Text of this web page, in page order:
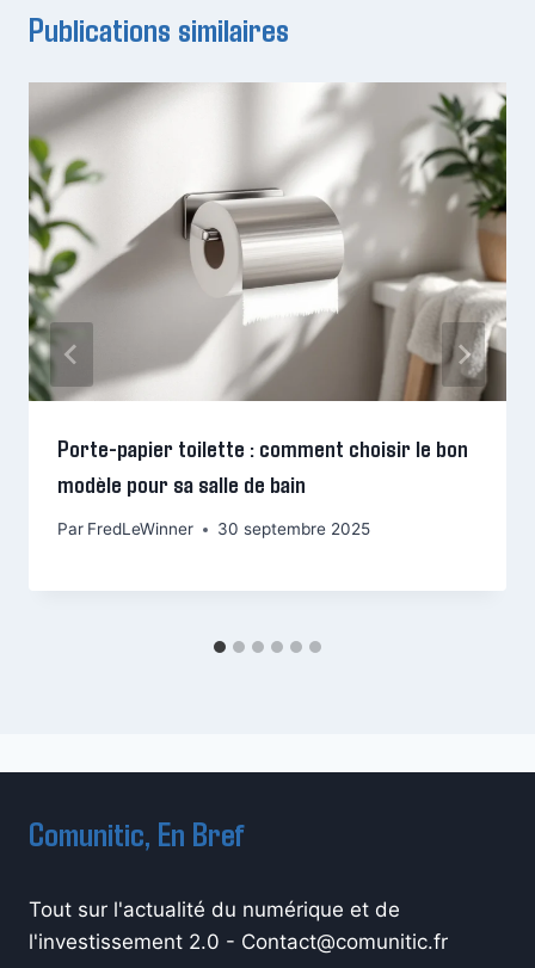
Publications similaires
Porte-papier toilette : comment choisir le bon
modèle pour sa salle de bain
Par FredLeWinner 30 septembre 2025
Comunitic, En Bref
Tout sur l'actualité du numérique et de
l'investissement 2.0 - Contact@comunitic.fr